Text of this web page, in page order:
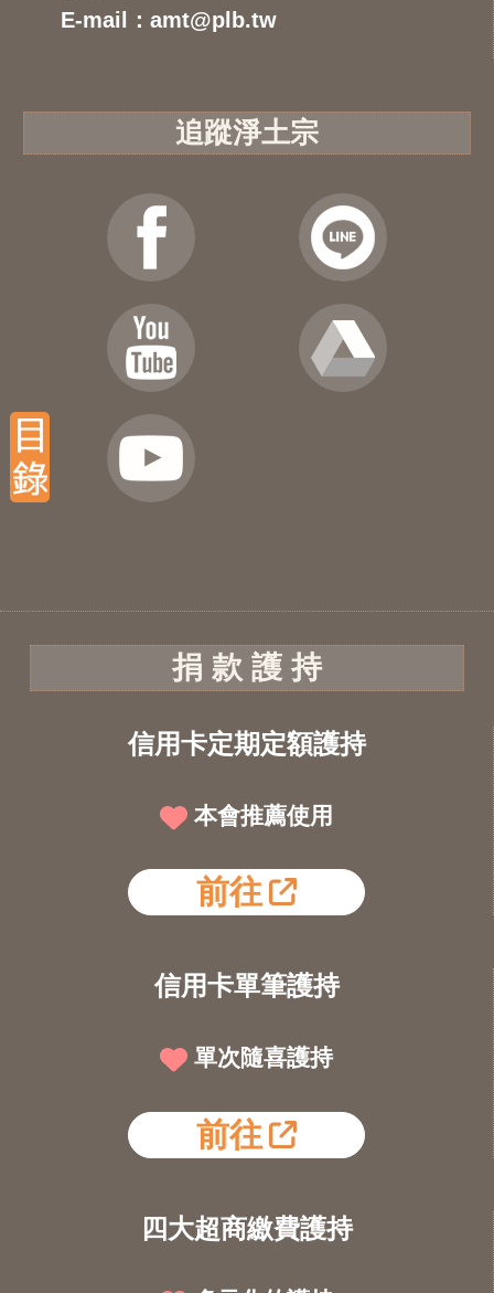
E-mail：amt@plb.tw
追蹤淨土宗
捐 款 護 持
信用卡定期定額護持
本會推薦使用
前往
信用卡單筆護持
單次隨喜護持
前往
四大超商繳費護持